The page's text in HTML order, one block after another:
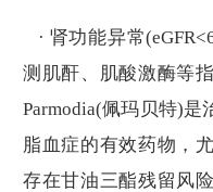
· 肾功能异常
测肌酐、肌酸激酶等
Parmodia(佩玛贝特)
脂血症的有效药物，
存在甘油三酯残留风